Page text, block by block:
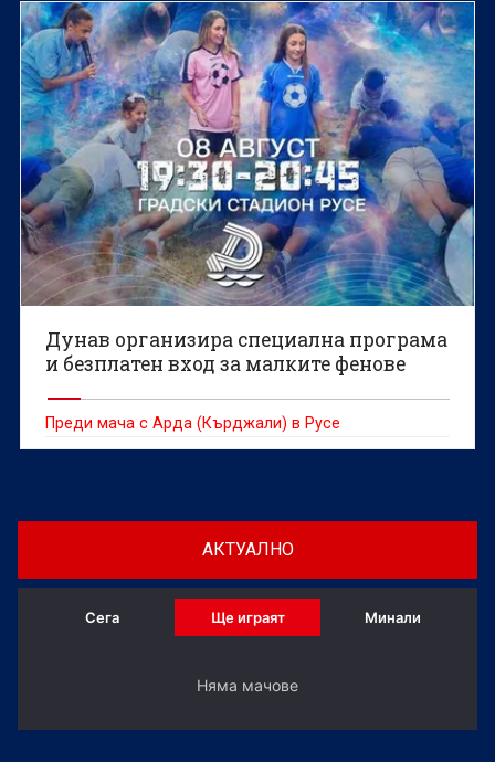
Дунав организира специална програма
и безплатен вход за малките фенове
Преди мача с Арда (Кърджали) в Русе
АКТУАЛНО
Сега Ще играят Минали
Няма мачове